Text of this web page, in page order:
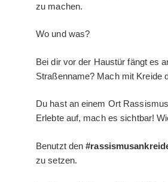
zu machen.
Wo und was?
Bei dir vor der Haustür fängt es
Straßenname? Mach mit Kreide
Du hast an einem Ort
Erlebte auf, mach es sichtbar!
Benutzt den
zu setzen.